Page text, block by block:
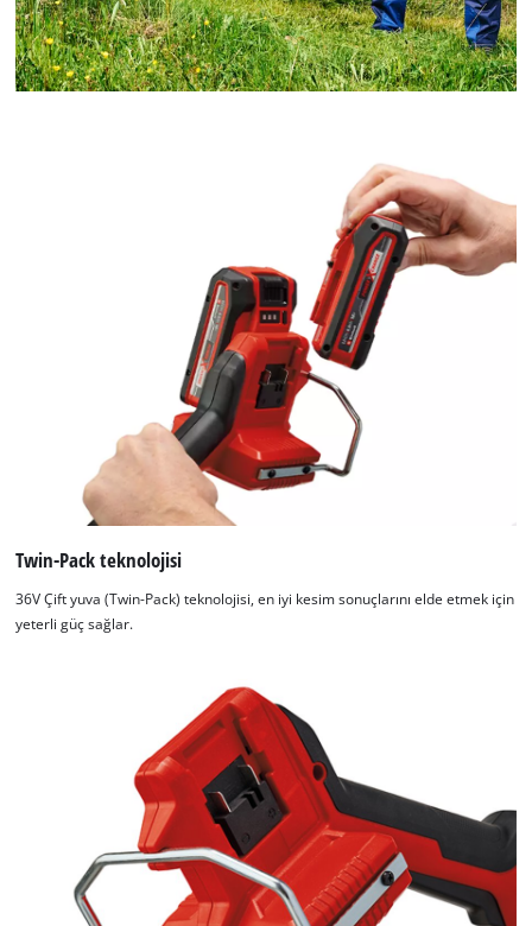
Google Maps hizmetini yüklemek için
Twin-Pack teknolojisi
36V Çift yuva (Twin-Pack) teknolojisi, en iyi kesim sonuçlarını elde etmek için
yeterli güç sağlar.